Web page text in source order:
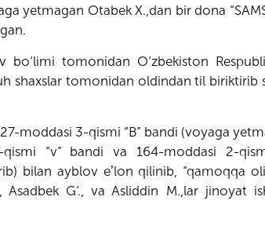
yetmagan Otabek X.,dan bir dona
tomonidan O‘zbekiston
shaxslar tomonidan oldindan til biriktirib
moddasi 3-qismi “B” bandi (voyaga
“v” bandi va 164-moddasi 2-
bilan ayblov eʼlon qilinib, “qamoqqa
Asadbek G‘., vaAsliddin M.,larjinoyat